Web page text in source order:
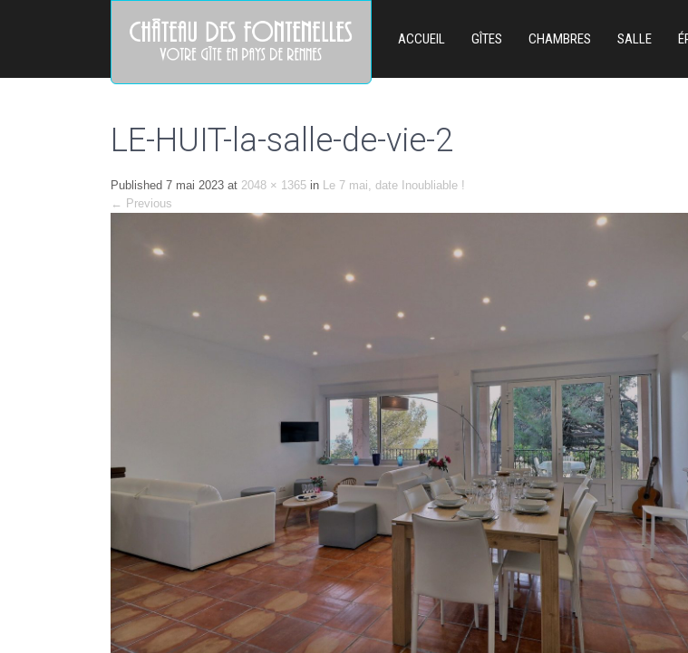
ACCUEIL GÎTES CHAMBRES SALLE
LE-HUIT-la-salle-de-vie-2
Published 7 mai 2023 at 2048 × 1365 in Le 7 mai, date Inoubliable !
← Previous